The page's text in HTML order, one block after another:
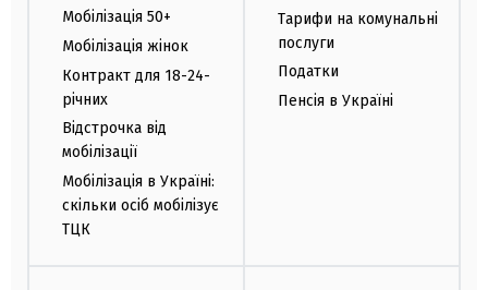
Мобілізація 50+
Мобілізація жінок
Контракт для 18-24-
річних
Відстрочка від
мобілізації
Мобілізація в Україні:
скільки осіб мобілізує
ТЦК
Тарифи на комунальні
послуги
Податки
Пенсія в Україні